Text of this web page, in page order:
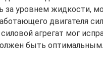
за уровнем жидкости,
двигателя
агрегат мог
быть оптимальным.